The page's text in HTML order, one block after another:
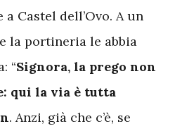
Castel dell’Ovo. A un
la portineria le abbia
“Signora, la prego non
qui la via è tutta
. Anzi, già che c’è, se